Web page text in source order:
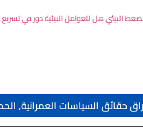
البيئي هل للعوامل البيئية دور في تسريع
حقائق السياسات العمرانية,